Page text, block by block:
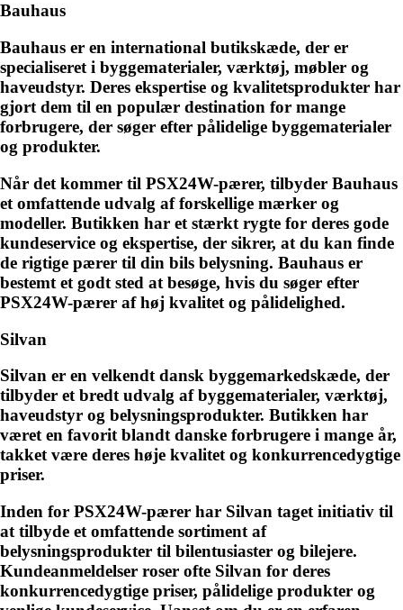
Bauhaus
Bauhaus er en international butikskæde, der er
specialiseret i byggematerialer, værktøj, møbler og
haveudstyr. Deres ekspertise og kvalitetsprodukter har
gjort dem til en populær destination for mange
forbrugere, der søger efter pålidelige byggematerialer
og produkter.
Når det kommer til PSX24W-pærer, tilbyder Bauhaus
et omfattende udvalg af forskellige mærker og
modeller. Butikken har et stærkt rygte for deres gode
kundeservice og ekspertise, der sikrer, at du kan finde
de rigtige pærer til din bils belysning. Bauhaus er
bestemt et godt sted at besøge, hvis du søger efter
PSX24W-pærer af høj kvalitet og pålidelighed.
Silvan
Silvan er en velkendt dansk byggemarkedskæde, der
tilbyder et bredt udvalg af byggematerialer, værktøj,
haveudstyr og belysningsprodukter. Butikken har
været en favorit blandt danske forbrugere i mange år,
takket være deres høje kvalitet og konkurrencedygtige
priser.
Inden for PSX24W-pærer har Silvan taget initiativ til
at tilbyde et omfattende sortiment af
belysningsprodukter til bilentusiaster og bilejere.
Kundeanmeldelser roser ofte Silvan for deres
konkurrencedygtige priser, pålidelige produkter og